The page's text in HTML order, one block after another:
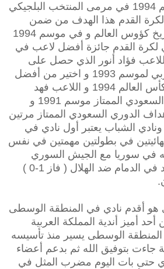
في نهائيات كأس العالم 1994 في مرمى المنتخب البلجيكي
لكرة القدم هذا الهدف من ضمن
أفضل الأهداف في تاريخ كؤوس العالم و في موسم 1994
لكرة القدم جائزة أفضل لاعب في
لموسم 1994 و اللاعب فؤاد أنور الذي حصل على
جائزة أفضل لاعب عربي لموسم 1993 و اختير من أفضل
20 لاعب في نهائيات كأس العالم 1994 و اللاعب فهد
المهلل هداف الدوري السعودي الممتاز موسم 1991 و
الدوري السعودي الممتاز مرتين
مواسم 1982 و 1988 ونادي الشباب يعتبر أول نادي في
نهائيتين في بطولتين مهمتين في نفس
في سوريا مع الجيش السوري
ونهائي كأس ولي العهد في الدمام ضد الهلال ( فاز 1-0 )
هو أقدم نادي في المنطقة الوسطى
أميز أندية المملكة العربية
المنطقة الوسطى يسير منذ تأسيسه
بتوفيق الله ثم بدعم أعضاء
حتى بات اليوم مضرب المثل في